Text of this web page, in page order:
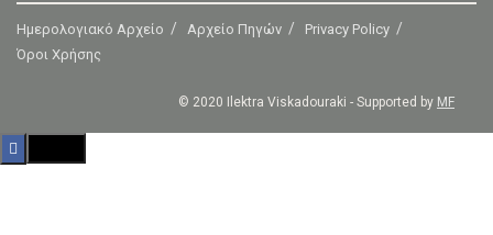
Ημερολογιακό Αρχείο Αρχείο Πηγών
Privacy Policy
Όροι Χρήσης
© 2020 Ilektra Viskadouraki - Supported by MF